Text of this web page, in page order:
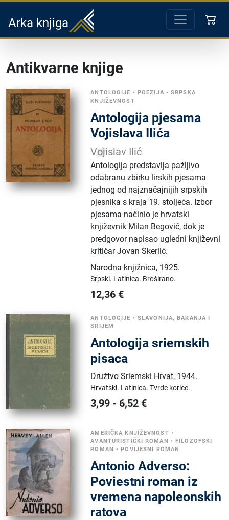
Arka knjiga
Antikvarne knjige
ANTOLOGIJE • POEZIJA •SRPSKA
KNJIŽEVNOST
Antologija pjesama
Vojislava Ilića
Vojislav Ilić
Antologija predstavlja pažljivo
odabranu zbirku lirskih pjesama
jednog od najznačajnijih srpskih
pjesnika s kraja 19. stoljeća. Izbor
pjesama načinio je hrvatski
književnik Milan Begović, dok je
predgovor napisao ugledni književni
kritičar Jovan Skerlić.
Narodna knjižnica, 1925.
Srpski. Latinica. Broširano.
12,36 €
ANTOLOGIJE • SLAVONIJA, BARANJA I
SRIJEM
Antologija sriemskih
pisaca
Družtvo Sriemski Hrvat, 1944.
Hrvatski. Latinica.Tvrde korice.
3,99 - 6,52 €
AMERIČKA KNJIŽEVNOST •
AVANTURISTIČKI ROMAN •FILOZOFSKI
ROMAN •POVIJESNI ROMAN
Antonio Adverso:
Poviestni roman iz
vremena napoleonskih
ratova